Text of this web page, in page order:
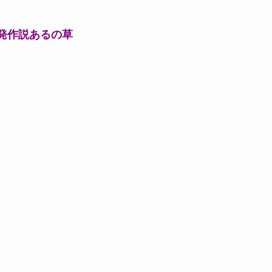
作説あるの草